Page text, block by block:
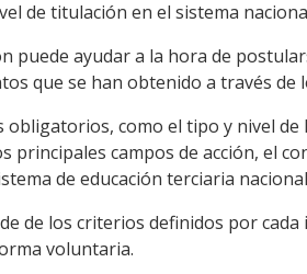
de titulación en el sistema
puede ayudar a la hora de
que se han obtenido a través de
obligatorios, como el tipo y nivel
principales campos de acción, el
de educación terciaria
de los criterios definidos por
voluntaria.